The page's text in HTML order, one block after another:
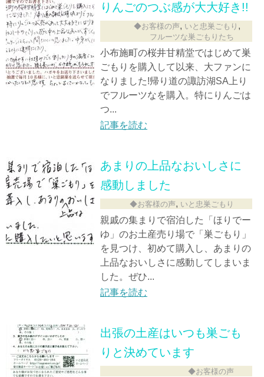
りんごのつぶ感が大大好き!!
◆お客様の声, いと忠巣ごもり ,
フルーツな巣ごもりたち
小布施町の桜井甘精堂ではじめて巣
ごもりを購入して以来、大ファンに
なりました!帰り道の諏訪湖SA上り
でフルーツなを購入。特にりんごは
つ...
記事を読む
あまりの上品なおいしさに
感動しました
◆お客様の声, いと忠巣ごもり
親戚の集まりで宿泊した「ほりでー
ゆ」のお土産売り場で「巣ごもり」
を見つけ、初めて購入し、あまりの
上品なおいしさに感動してしまいま
した。ぜひ...
記事を読む
出張の土産はいつも巣ごも
りと決めています
◆お客様の声